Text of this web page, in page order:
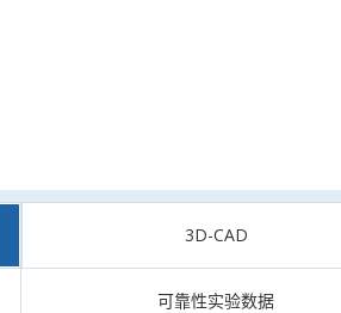
3D-CAD
可靠性实验数据